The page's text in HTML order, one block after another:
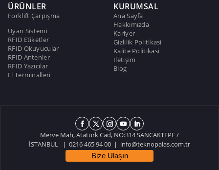
ÜRÜNLER
Forklift Çarpışma
Uyarı Sistemi
RFID Etiketler
RFID Okuyucular
RFID Antenler
RFID Yazıcılar
El Terminalleri
KURUMSAL
Ana Sayfa
Hakkımızda
Kariyer
Gizlilik Politikasi
Kalite Politikasi
İletişim
Blog
Merve Mah, Atatürk Cad, NO:314 SANCAKTEPE /
İSTANBUL | 0216 465 94 00 | info@teknopalas.com.tr
Bize Ulaşın